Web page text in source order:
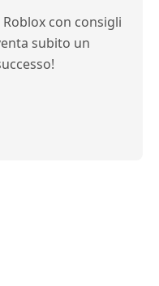
con consigli
subito un